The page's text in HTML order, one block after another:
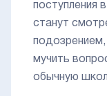
поступления
станут
мучить
обычную